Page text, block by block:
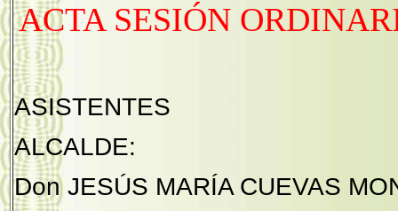
ACTA SESIÓN
ASISTENTES
ALCALDE:
Don JESÚS MARÍA CUEVAS